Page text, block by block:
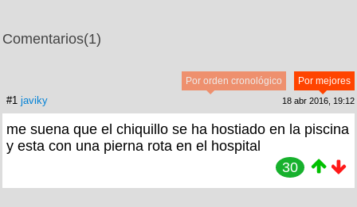
Comentarios(1)
Por mejores
Por orden cronológico
#1 javiky 18 abr 2016, 19:12
me suena que el chiquillo se ha hostiado en la piscina
y esta con una pierna rota en el hospital
30